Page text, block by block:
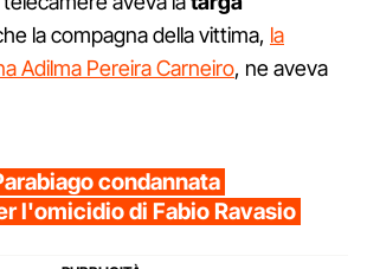
la compagna della vittima, la
Adilma Pereira Carneiro, ne aveva
condannata
l'omicidio di Fabio Ravasio